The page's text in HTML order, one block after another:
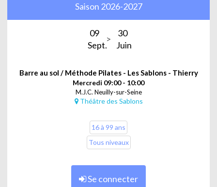
Saison 2026-2027
09
Sept.
30
Juin
Barre au sol / Méthode Pilates - Les Sablons - Thierry
Mercredi 09:00 - 10:00
M.J.C. Neuilly-sur-Seine
Théâtre des Sablons
16 à 99 ans
Tous niveaux
Se connecter